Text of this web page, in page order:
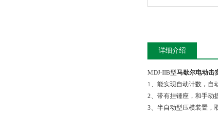
详细介绍
MDJ-IIB型马歇尔电动击
1、能实现自动计数，自
2、带有挂锤座，和手动
3、半自动型压模装置，